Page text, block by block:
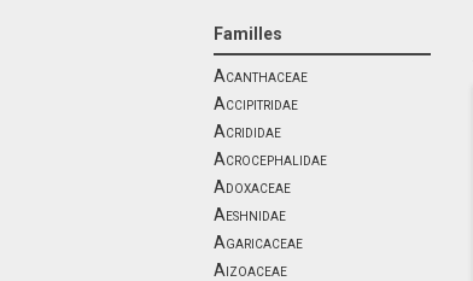
Familles
Acanthaceae
Accipitridae
Acrididae
Acrocephalidae
Adoxaceae
Aeshnidae
Agaricaceae
Aizoaceae